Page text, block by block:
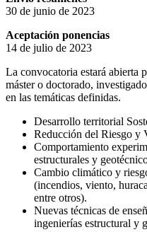
30 de junio de 2023
Aceptación ponencias
14 de julio de 2023
La convocatoria estará abierta
máster o doctorado,
en las temáticas definidas.
Desarrollo territorial
Reducción del Riesgo y
Comportamiento
estructurales y
Cambio climático y
(incendios, viento,
entre otros).
Nuevas técnicas de
ingenierías estructural y